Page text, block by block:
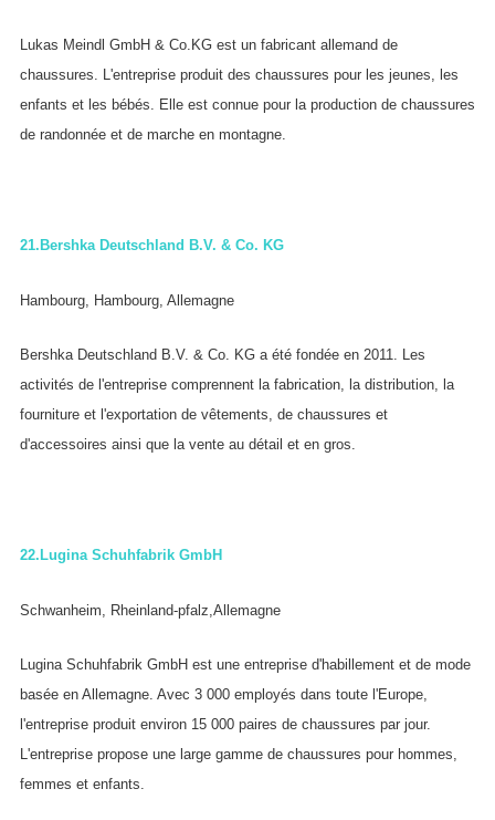
Lukas Meindl GmbH & Co.KG est un fabricant allemand de
chaussures. L'entreprise produit des chaussures pour les jeunes, les
enfants et les bébés. Elle est connue pour la production de chaussures
de randonnée et de marche en montagne.
21. Bershka Deutschland B.V. & Co. KG
Hambourg, Hambourg, Allemagne
Bershka Deutschland B.V. & Co. KG a été fondée en 2011. Les
activités de l'entreprise comprennent la fabrication, la distribution, la
fourniture et l'exportation de vêtements, de chaussures et
d'accessoires ainsi que la vente au détail et en gros.
22. Lugina Schuhfabrik GmbH
Schwanheim, Rheinland-pfalz,Allemagne
Lugina Schuhfabrik GmbH est une entreprise d'habillement et de mode
basée en Allemagne. Avec 3 000 employés dans toute l'Europe,
l'entreprise produit environ 15 000 paires de chaussures par jour.
L'entreprise propose une large gamme de chaussures pour hommes,
femmes et enfants.